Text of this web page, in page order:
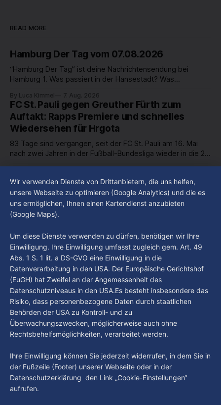
READ MORE
Hamburg Der Tag vom 07.08.2026
“Hamburg Der Tag” ist deine Nachrichtensendung bei
Hamburg 1. Was passiert in der Hansestadt? Was
in unserer Stadt an? Fragen, die von Montag bis Freitag LIVE
um 18 Uhr beantwortet werden - auf YouTube und im TV.
By Luca Kimmel 7. Aug. 2026
FC St. Pauli gegen Greuther Fürth zum
Auftakt: Rapps Premiere und schnelles
Wiedersehen für Hrgota
83 Tage sind vergangen, seit der FC St. Pauli am 16. Mai
nach zwei Jahren in der Fußball-Bundesliga wieder in die 2.
haben den Kiezclub verlassen. Dafür kamen in den letzten
Wochen einige
Im Gespräch mit Christian Pothe - Heute zu
Gast: Götz Tintelnot
By Luca Kimmel 6. Aug. 2026
Nissi's Kunstwelt - Folge 18
By Luca Kimmel 6. Aug. 2026
Wir verwenden Dienste von Drittanbietern, die uns helfen,
unsere Webseite zu optimieren (Google Analytics) und die es
uns ermöglichen, Ihnen einen Kartendienst anzubieten
(Google Maps).
Um diese Dienste verwenden zu dürfen, benötigen wir Ihre
Einwilligung. Ihre Einwilligung umfasst zugleich gem. Art. 49
Abs. 1 S. 1 lit. a DS-GVO eine Einwilligung in die
Datenverarbeitung in den USA. Der Europäische Gerichtshof
(EuGH) hat Zweifel an der Angemessenheit des
Datenschutzniveaus in den USA.Es besteht insbesondere das
Risiko, dass personenbezogene Daten durch staatlichen
Behörden der USA zu Kontroll- und zu
Überwachungszwecken, möglicherweise auch ohne
Rechtsbehelfsmöglichkeiten, verarbeitet werden.
Ihre Einwilligung können Sie jederzeit widerrufen, in dem Sie in
der Fußzeile (Footer) unserer Webseite oder in der
Datenschutzerklärung den Link „Cookie-Einstellungen“
aufrufen.